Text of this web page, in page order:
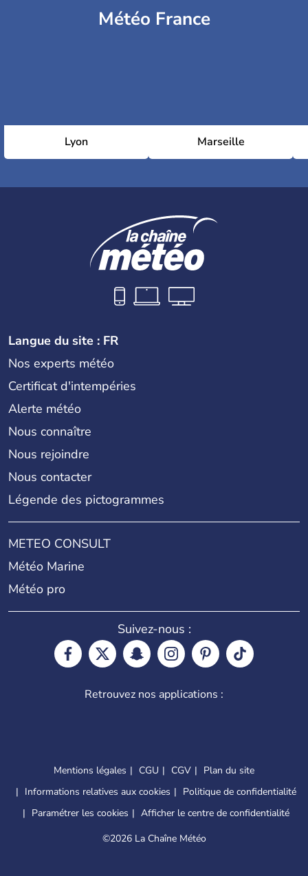
Météo France
Lyon Marseille
Langue du site : FR
Nos experts météo
Certificat d'intempéries
Alerte météo
Nous connaître
Nous rejoindre
Nous contacter
Légende des pictogrammes
METEO CONSULT
Météo Marine
Météo pro
Suivez-nous :
Retrouvez nos applications :
Mentions légales CGU CGV
Plan du site
Informations relatives aux cookies
Politique de confidentialité
Paramétrer les cookies
Afficher le centre de confidentialité
©2026 La Chaîne Météo